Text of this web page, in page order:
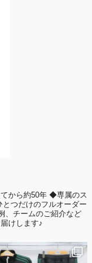
なった」と感じた保
した」と価値を実感
てよい」と回答。チ
から約50年 ◆専属のス
つだけのフルオーダー
、チームのご紹介など
けします♪